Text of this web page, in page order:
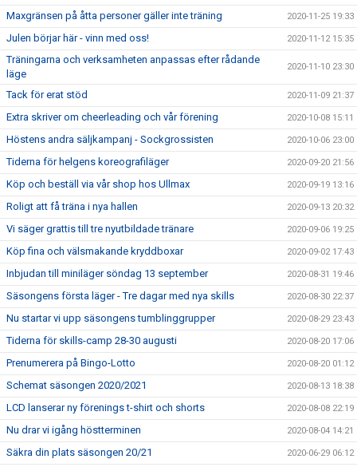
Maxgränsen på åtta personer gäller inte träning 2020-11-25 19:33
Julen börjar här - vinn med oss! 2020-11-12 15:35
Träningarna och verksamheten anpassas efter rådande
läge
2020-11-10 23:30
Tack för erat stöd 2020-11-09 21:37
Extra skriver om cheerleading och vår förening 2020-10-08 15:11
Höstens andra säljkampanj - Sockgrossisten 2020-10-06 23:00
Tiderna för helgens koreografiläger 2020-09-20 21:56
Köp och beställ via vår shop hos Ullmax 2020-09-19 13:16
Roligt att få träna i nya hallen 2020-09-13 20:32
Vi säger grattis till tre nyutbildade tränare 2020-09-06 19:25
Köp fina och välsmakande kryddboxar 2020-09-02 17:43
Inbjudan till miniläger söndag 13 september 2020-08-31 19:46
Säsongens första läger - Tre dagar med nya skills 2020-08-30 22:37
Nu startar vi upp säsongens tumblinggrupper 2020-08-29 23:43
Tiderna för skills-camp 28-30 augusti 2020-08-20 17:06
Prenumerera på Bingo-Lotto 2020-08-20 01:12
Schemat säsongen 2020/2021 2020-08-13 18:38
LCD lanserar ny förenings t-shirt och shorts 2020-08-08 22:19
Nu drar vi igång höstterminen 2020-08-04 14:21
Säkra din plats säsongen 20/21 2020-06-29 06:12